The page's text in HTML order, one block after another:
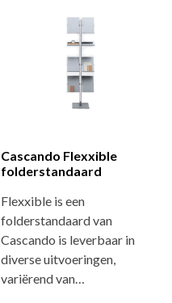
Cascando Flexxible
folderstandaard
Flexxible is een
folderstandaard van
Cascando is leverbaar in
diverse uitvoeringen,
variërend van…